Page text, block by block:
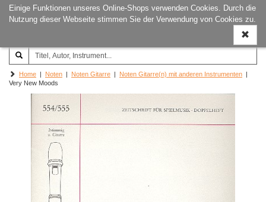
Einige Funktionen unseres Online-Shops verwenden Cookies. Durch die
Nutzung dieser Webseite stimmen Sie der Verwendung von Cookies zu.
ein-/
Joachim‐Trekel‐Musikverlag,
Hamburg
Home | Noten | Noten Gitarre | Noten Gitarre(n) mit anderen Instrumenten |
Very New Moods